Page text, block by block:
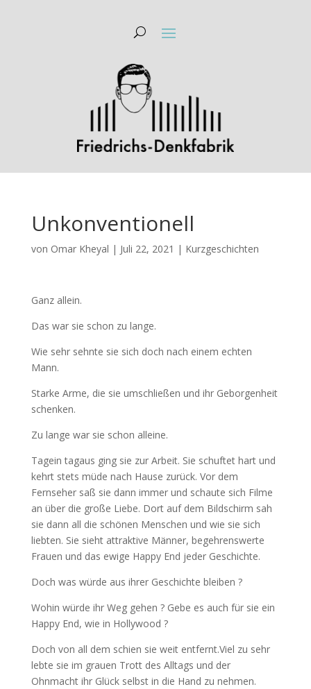
Unkonventionell
von Omar Kheyal | Juli 22, 2021 | Kurzgeschichten
Ganz allein.
Das war sie schon zu lange.
Wie sehr sehnte sie sich doch nach einem echten
Mann.
Starke Arme, die sie umschließen und ihr Geborgenheit
schenken.
Zu lange war sie schon alleine.
Tagein tagaus ging sie zur Arbeit. Sie schuftet hart und
kehrt stets müde nach Hause zurück. Vor dem
Fernseher saß sie dann immer und schaute sich Filme
an über die große Liebe. Dort auf dem Bildschirm sah
sie dann all die schönen Menschen und wie sie sich
liebten. Sie sieht attraktive Männer, begehrenswerte
Frauen und das ewige Happy End jeder Geschichte.
Doch was würde aus ihrer Geschichte bleiben ?
Wohin würde ihr Weg gehen ? Gebe es auch für sie ein
Happy End, wie in Hollywood ?
Doch von all dem schien sie weit entfernt.Viel zu sehr
lebte sie im grauen Trott des Alltags und der
Ohnmacht ihr Glück selbst in die Hand zu nehmen.